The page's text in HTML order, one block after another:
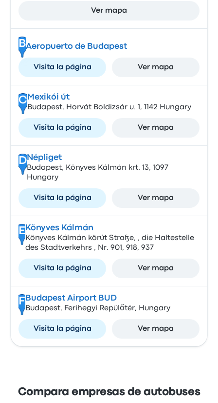
Ver mapa
BAeropuerto de Budapest
Visita la página Ver mapa
CMexikói út
Budapest, Horvát Boldizsár u. 1, 1142 Hungary
Visita la página Ver mapa
DNépliget
Budapest, Könyves Kálmán krt. 13, 1097
Hungary
Visita la página Ver mapa
E Könyves Kálmán
Könyves Kálmán körút Straße, , die Haltestelle
des Stadtverkehrs , Nr. 901, 918, 937
Visita la página Ver mapa
F Budapest Airport BUD
Budapest, Ferihegyi Repülőtér, Hungary
Visita la página Ver mapa
Compara empresas de autobuses